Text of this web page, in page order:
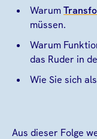
Warum
müssen.
Warum
das Ruder in
Wie Sie sich
Aus dieser Folge